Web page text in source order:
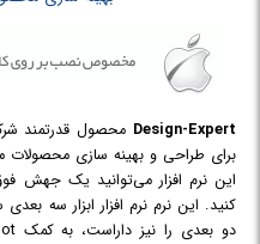
Design-Expert
برای طراحی و بهینه سازی
این نرم افزار می‌توانید یک جهش
کنید. این نرم نرم افزار ابزار سه